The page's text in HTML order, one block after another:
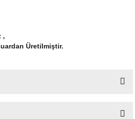
,
Üretilmiştir.